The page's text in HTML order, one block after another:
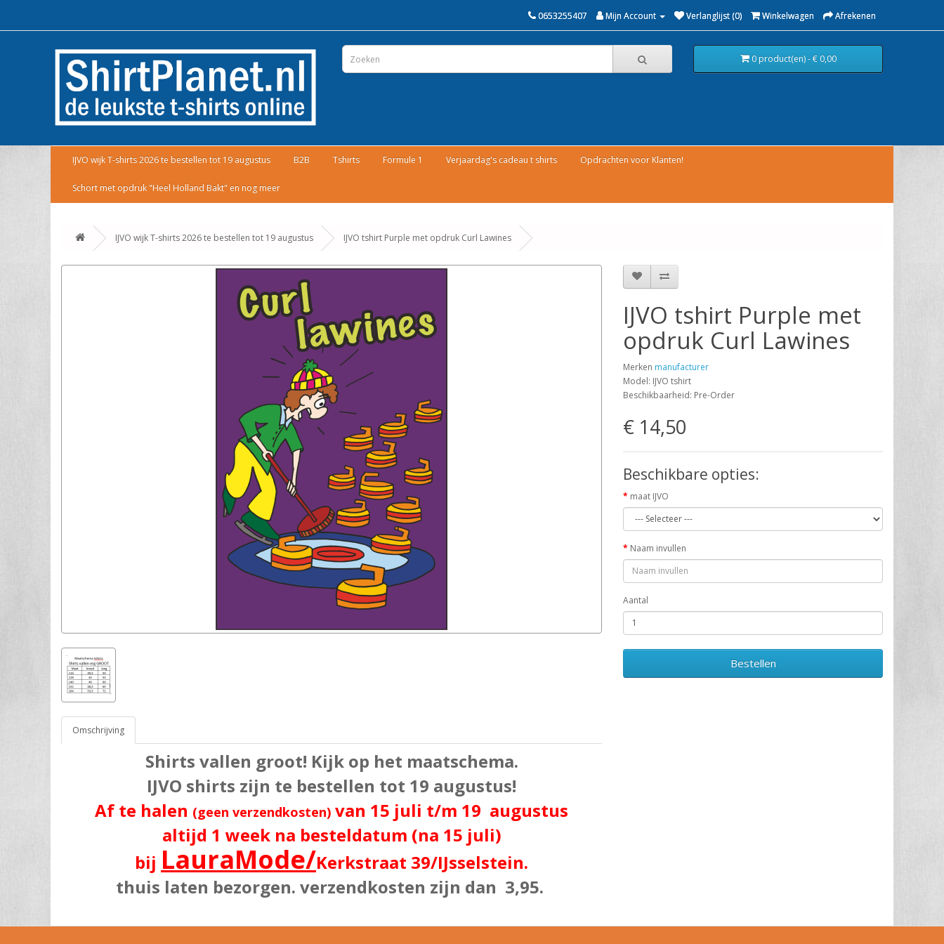
0653255407 Mijn Account Verlanglijst (0) Winkelwagen Afrekenen
0 product(en) - € 0,00
IJVO wijk T-shirts 2026 te bestellen tot 19 augustus B2B Tshirts Formule 1 Verjaardag's cadeau t shirts Opdrachten voor Klanten!
Schort met opdruk "Heel Holland Bakt" en nog meer
IJVO wijk T-shirts 2026 te bestellen tot 19 augustus IJVO tshirt Purple met opdruk Curl Lawines
Omschrijving
Shirts vallen groot! Kijk op het maatschema.
IJVO shirts zijn te bestellen tot 19 augustus!
Af te halen (geen verzendkosten) van 15 juli t/m 19 augustus
altijd 1 week na besteldatum (na 15 juli)
bij LauraMode/Kerkstraat 39/IJsselstein.
thuis laten bezorgen. verzendkosten zijn dan 3,95.
IJVO tshirt Purple met
opdruk Curl Lawines
Merken manufacturer
Model: IJVO tshirt
Beschikbaarheid: Pre-Order
€ 14,50
Beschikbare opties:
maat IJVO
Naam invullen
Aantal
Bestellen